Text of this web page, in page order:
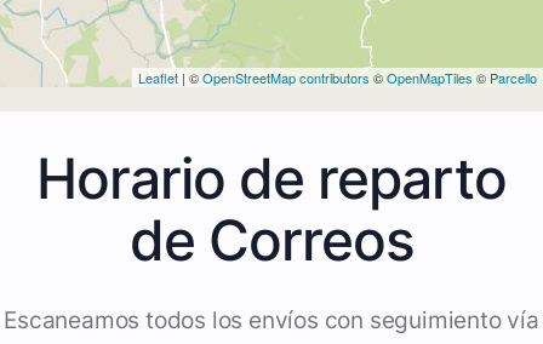
Leaflet | ©OpenStreetMap contributors ©OpenMapTiles © Parcello
Horario de reparto
de Correos
Escaneamos todos los envíos con seguimiento vía